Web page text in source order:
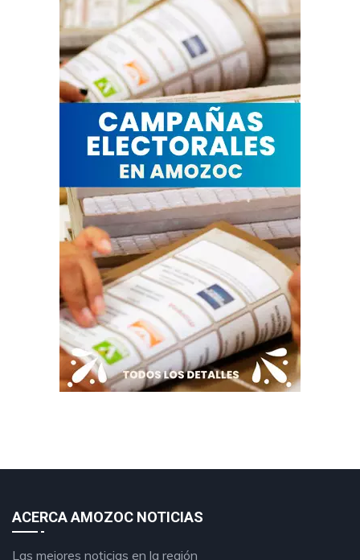
ACERCA AMOZOC NOTICIAS
Las mejores noticias en la región